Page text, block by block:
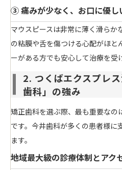
③ 痛みが少なく、お口に優し
マウスピースは非常に薄く滑らか
の粘膜や舌を傷つける心配がほと
ーがある方でも安心して治療を受
2. つくばエクスプレ
歯科」の強み
矯正歯科を選ぶ際、最も重要なの
です。今井歯科が多くの患者様に
ます。
地域最大級の診療体制とアク